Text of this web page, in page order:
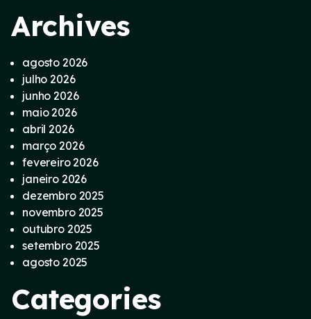
Archives
agosto 2026
julho 2026
junho 2026
maio 2026
abril 2026
março 2026
fevereiro 2026
janeiro 2026
dezembro 2025
novembro 2025
outubro 2025
setembro 2025
agosto 2025
Categories